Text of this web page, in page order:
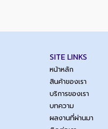
SITE LINKS
หน้าหลัก
สินค้าของเรา
บริการของเรา
บทความ
ผลงานที่ผ่านมา